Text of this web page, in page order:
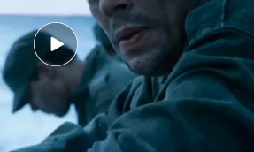
de 1956, Fidel Castro
con ochenta rebeldes. Uno